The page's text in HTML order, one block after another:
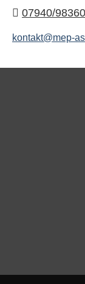
07940/
kontakt@mep-